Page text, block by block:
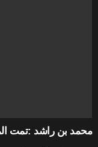
محمد بن راشد :تمت